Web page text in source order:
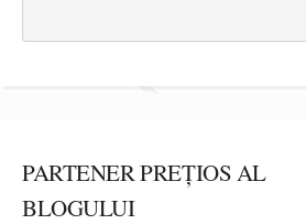
PARTENER PREȚIOS AL
BLOGULUI